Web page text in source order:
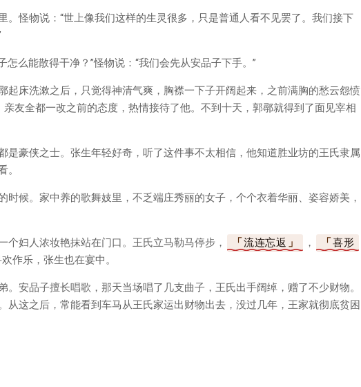
。怪物说：“世上像我们这样的生灵很多，只是普通人看不见罢了。我们接下
怎么能散得干净？”怪物说：“我们会先从安品子下手。”
起床洗漱之后，只觉得神清气爽，胸襟一下子开阔起来，之前满胸的愁云怨愤
亲友全都一改之前的态度，热情接待了他。不到十天，郭鄩就得到了面见宰相
是豪侠之士。张生年轻好奇，听了这件事不太相信，他知道胜业坊的王氏隶属
。
时候。家中养的歌舞妓里，不乏端庄秀丽的女子，个个衣着华丽、姿容娇美，
妇人浓妆艳抹站在门口。王氏立马勒马停步， 流连忘返 ，
喜形
作乐，张生也在宴中。
安品子擅长唱歌，那天当场唱了几支曲子，王氏出手阔绰，赠了不少财物。
从这之后，常能看到车马从王氏家运出财物出去，没过几年，王家就彻底贫困